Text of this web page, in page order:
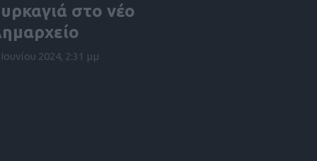
στο νέο
Ιουνίου 2024, 2:31 μμ